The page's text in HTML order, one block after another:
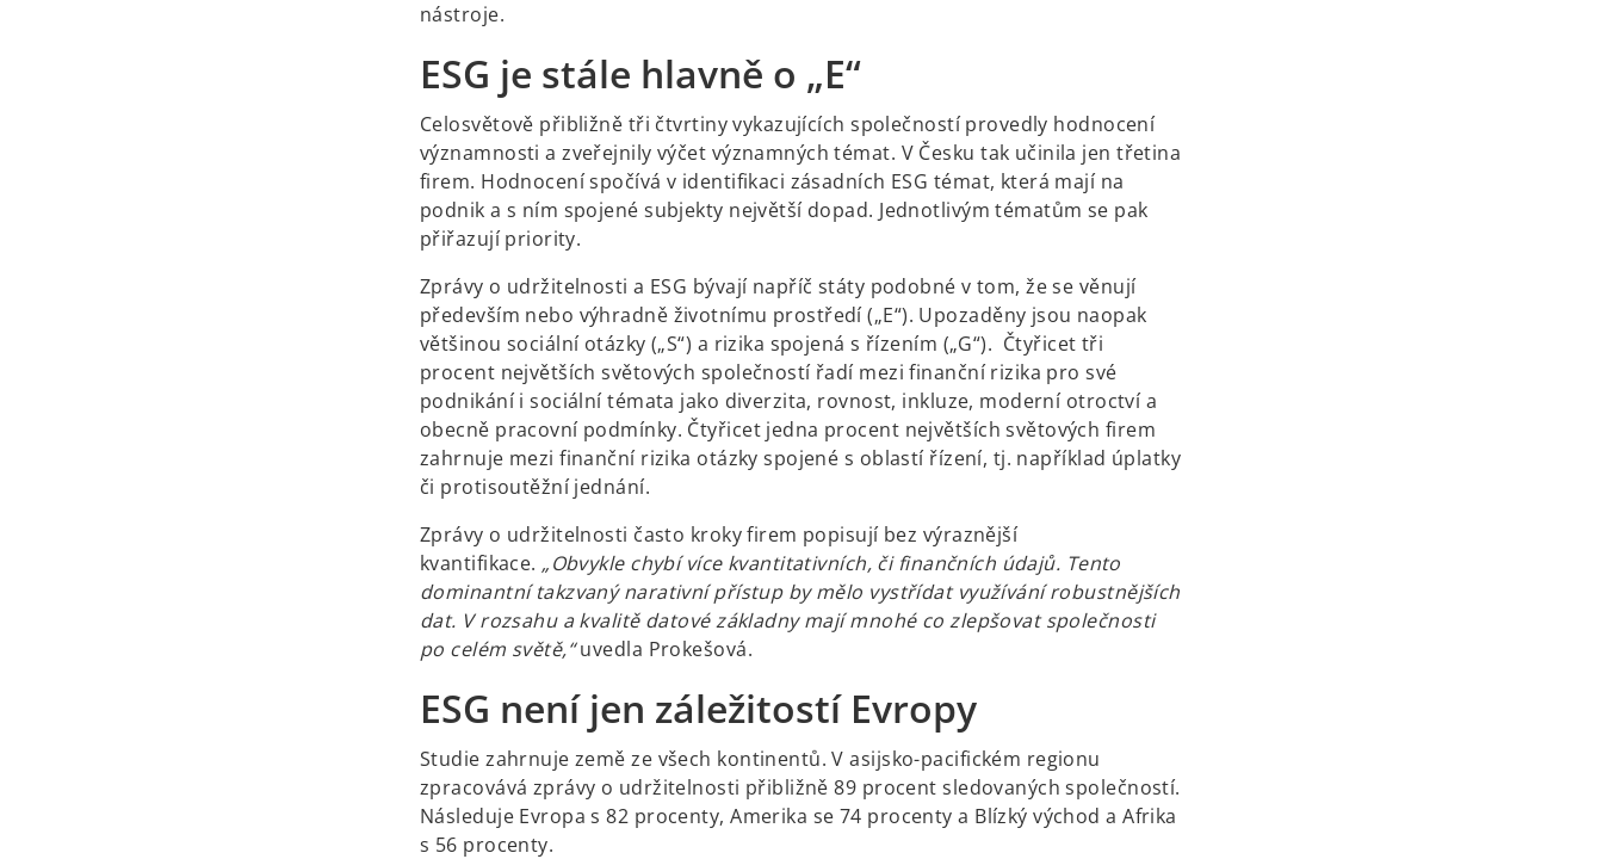
nástroje.
ESG je stále hlavně o „E“
Celosvětově přibližně tři čtvrtiny vykazujících společností provedly hodnocení
významnosti a zveřejnily výčet významných témat. V Česku tak učinila jen třetina
firem. Hodnocení spočívá v identifikaci zásadních ESG témat, která mají na
podnik a s ním spojené subjekty největší dopad. Jednotlivým tématům se pak
přiřazují priority.
Zprávy o udržitelnosti a ESG bývají napříč státy podobné v tom, že se věnují
především nebo výhradně životnímu prostředí („E“). Upozaděny jsou naopak
většinou sociální otázky („S“) a rizika spojená s řízením („G“). Čtyřicet tři
procent největších světových společností řadí mezi finanční rizika pro své
podnikání i sociální témata jako diverzita, rovnost, inkluze, moderní otroctví a
obecně pracovní podmínky. Čtyřicet jedna procent největších světových firem
zahrnuje mezi finanční rizika otázky spojené s oblastí řízení, tj. například úplatky
či protisoutěžní jednání.
Zprávy o udržitelnosti často kroky firem popisují bez výraznější
kvantifikace. „Obvykle chybí více kvantitativních, či finančních údajů. Tento
dominantní takzvaný narativní přístup by mělo vystřídat využívání robustnějších
dat. V rozsahu a kvalitě datové základny mají mnohé co zlepšovat společnosti
po celém světě,“uvedla Prokešová.
ESG není jen záležitostí Evropy
Studie zahrnuje země ze všech kontinentů. V asijsko-pacifickém regionu
zpracovává zprávy o udržitelnosti přibližně 89 procent sledovaných společností.
Následuje Evropa s 82 procenty, Amerika se 74 procenty a Blízký východ a Afrika
s 56 procenty.